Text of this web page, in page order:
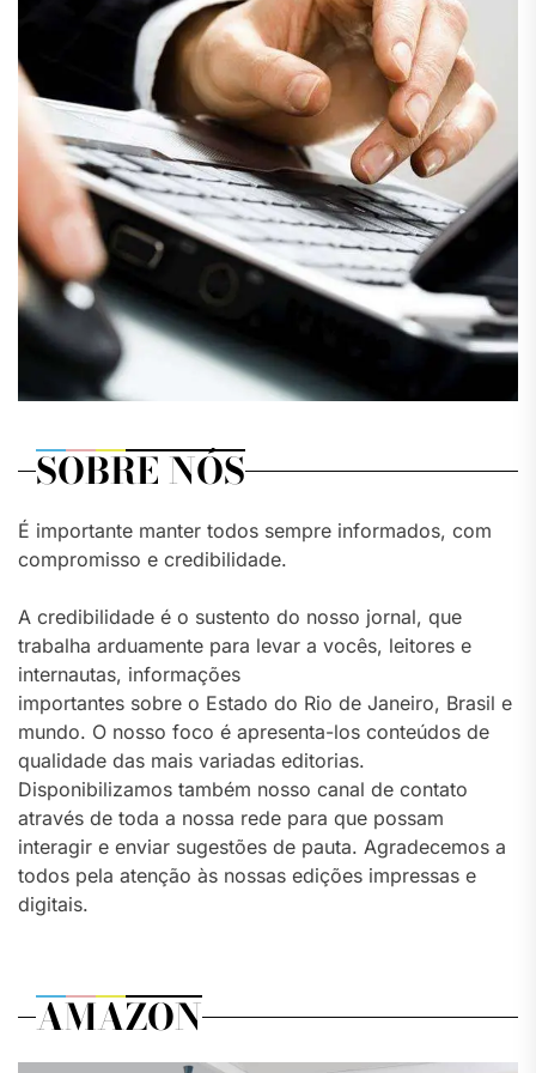
SOBRE NÓS
É importante manter todos sempre informados, com
compromisso e credibilidade.
A credibilidade é o sustento do nosso jornal, que
trabalha arduamente para levar a vocês, leitores e
internautas, informações
importantes sobre o Estado do Rio de Janeiro, Brasil e
mundo. O nosso foco é apresenta-los conteúdos de
qualidade das mais variadas editorias.
Disponibilizamos também nosso canal de contato
através de toda a nossa rede para que possam
interagir e enviar sugestões de pauta. Agradecemos a
todos pela atenção às nossas edições impressas e
digitais.
AMAZON